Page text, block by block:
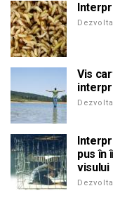
Vis
pus în
visului